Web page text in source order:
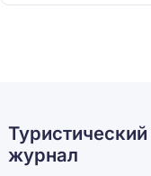
Туристический
журнал